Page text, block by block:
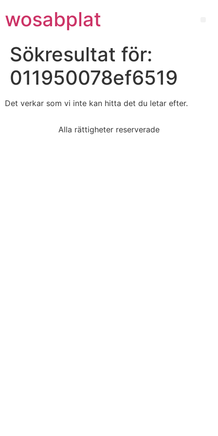
wosabplat
Sökresultat för:
011950078ef6519
Det verkar som vi inte kan hitta det du letar efter.
Alla rättigheter reserverade